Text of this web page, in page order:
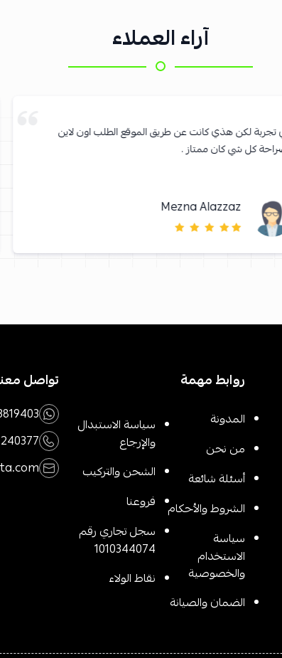
آراء العملاء
تجربة لكن هذي كانت عن طريق الموقع الطلب اون لاين
كل شي كان ممتاز .
Mezna Alazzaz
روابط مهمة
المدونة
من نحن
أسئلة شائعة
الشروط والأحكام
سياسة
الاستخدام
والخصوصية
الضمان والصيانة
سياسة الاستبدال
والإرجاع
الشحن والتركيب
فروعنا
سجل تجاري رقم
1010344074
نقاط الولاء
تواصل